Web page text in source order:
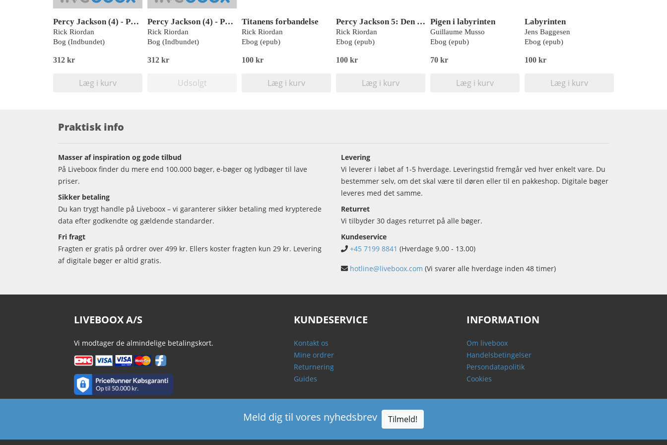
Percy Jackson (4) - Percy Jackson og slaget i labyrinten
Rick Riordan
Bog (Indbundet)
312 kr
Læg i kurv
Percy Jackson (4) - Percy Jackson og slaget i labyrinten
Rick Riordan
Bog (Indbundet)
312 kr
Udsolgt
Titanens forbandelse
Rick Riordan
Ebog (epub)
100 kr
Læg i kurv
Percy Jackson 5: Den sidste olymper
Rick Riordan
Ebog (epub)
100 kr
Læg i kurv
Pigen i labyrinten
Guillaume Musso
Ebog (epub)
70 kr
Læg i kurv
Labyrinten
Jens Baggesen
Ebog (epub)
100 kr
Læg i kurv
Praktisk info
Masser af inspiration og gode tilbud
På Liveboox finder du mere end 100.000 bøger, e-bøger og lydbøger til lave
priser.
Sikker betaling
Du kan trygt handle på Liveboox – vi garanterer sikker betaling med krypterede
data efter godkendte og gældende standarder.
Fri fragt
Fragten er gratis på ordrer over 499 kr. Ellers koster fragten kun 29 kr. Levering
af digitale bøger er altid gratis.
Levering
Vi leverer i løbet af 1-5 hverdage. Leveringstid fremgår ved hver enkelt vare. Du
bestemmer selv, om det skal være til døren eller til en pakkeshop. Digitale bøger
leveres med det samme.
Returret
Vi tilbyder 30 dages returret på alle bøger.
Kundeservice
+45 7199 8841 (Hverdage 9.00 - 13.00)
hotline@liveboox.com (Vi svarer alle hverdage inden 48 timer)
LIVEBOOX A/S
Vi modtager de almindelige betalingskort.
KUNDESERVICE
Kontakt os
Mine ordrer
Returnering
Guides
INFORMATION
Om liveboox
Handelsbetingelser
Persondatapolitik
Cookies
Meld dig til vores nyhedsbrev Tilmeld!